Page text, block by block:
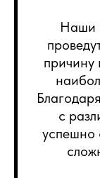
Наши
причину
с
успешно